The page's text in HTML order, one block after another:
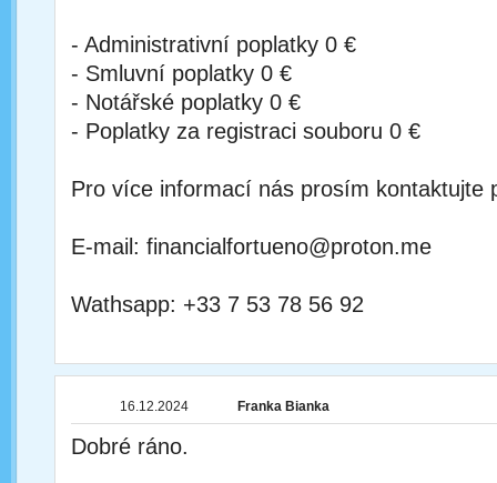
- Administrativní poplatky 0 €
- Smluvní poplatky 0 €
- Notářské poplatky 0 €
- Poplatky za registraci souboru 0 €
Pro více informací nás prosím kontaktujte
E-mail: financialfortueno@proton.me
Wathsapp: +33 7 53 78 56 92
16.12.2024 Franka Bianka
Dobré ráno.